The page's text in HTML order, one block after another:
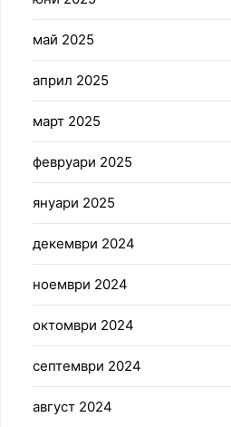
май 2025
април 2025
март 2025
февруари 2025
януари 2025
декември 2024
ноември 2024
октомври 2024
септември 2024
август 2024